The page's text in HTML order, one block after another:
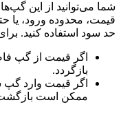
شما می‌توانید از این
قیمت، محدوده ورود، یا
حد سود استفاده کنید.
اگر قیمت از گپ
بازگردد.
اگر قیمت وارد گپ
ممکن است بازگشت